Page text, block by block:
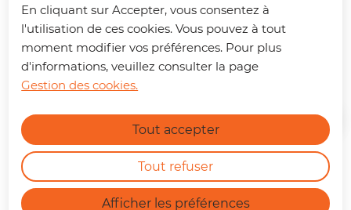
En cliquant sur Accepter, vous consentez à
l'utilisation de ces cookies. Vous pouvez à tout
moment modifier vos préférences. Pour plus
d'informations, veuillez consulter la page
Gestion des cookies.
Afficher les préférences
Tout accepter
Tout refuser
terre des 2 caps !Un trajet à préparer ?
Retrouvez dès maintenant notre nouvelle
page dédiée à la mobilité. En quelques clics,
vous pouvez :
Connaître l'horaire du prochain bus à
votre arrêt.
Consulter les tracés et fiches horaires
https://terredes2caps.fr/trouver-son-trajet
Find out more
Plan Climat Air Energie
Territorial (PCAET)
Le Pays Boulonnais composé des